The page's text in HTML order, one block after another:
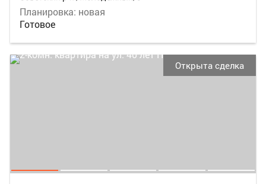
Планировка: новая
Готовое
Открыта сделка